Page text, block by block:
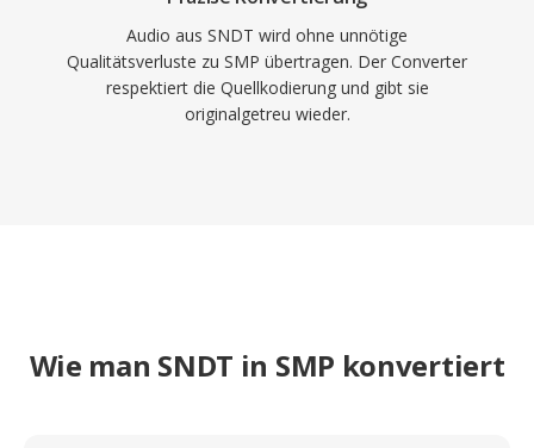
Audio aus SNDT wird ohne unnötige
Qualitätsverluste zu SMP übertragen. Der Converter
respektiert die Quellkodierung und gibt sie
originalgetreu wieder.
Wie man SNDT in SMP konvertiert